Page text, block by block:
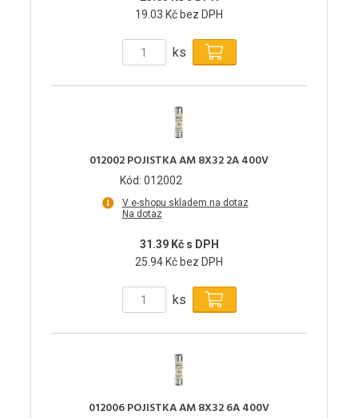
19.03 Kč bez DPH
ks
012002 POJISTKA AM 8X32 2A 400V
Kód: 012002
V e-shopu skladem na dotaz
Na dotaz
31.39 Kč s DPH
25.94 Kč bez DPH
ks
012006 POJISTKA AM 8X32 6A 400V